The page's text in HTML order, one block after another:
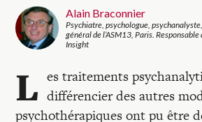
Auteurs
Recherches
Alain Braconnier
Psychiatre, psychologue,
général de l’ASM13, Paris.
Insight
L es traitements
différencier des autres
psychothérapiques ont pu être